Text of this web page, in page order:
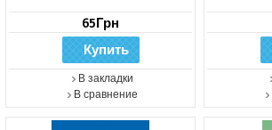
65Грн
В закладки
В сравнение